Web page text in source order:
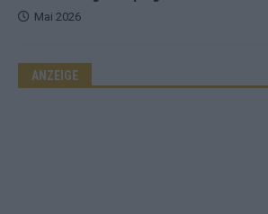
Mai 2026
ANZEIGE